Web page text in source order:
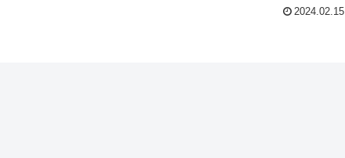
2024.02.15